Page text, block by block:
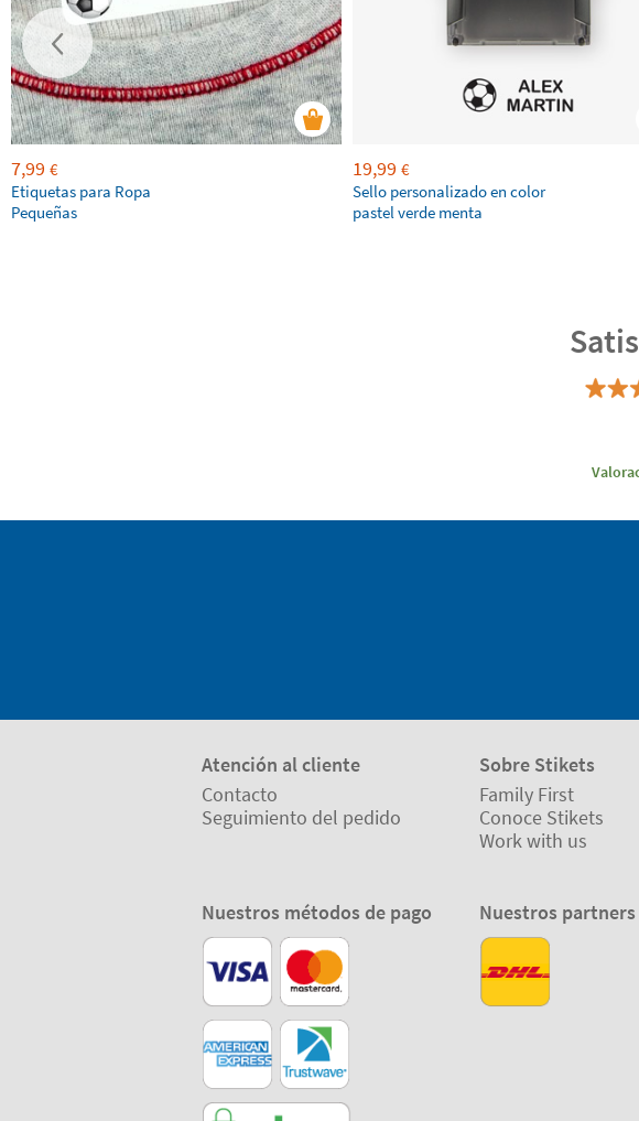
7,99 €
Etiquetas para Ropa
Pequeñas
19,99 €
Sello personalizado en color
pastel verde menta
Atención al cliente
Contacto
Seguimiento del pedido
Sobre Stikets
Family First
Conoce Stikets
Work with us
Nuestros métodos de pago Nuestros partners